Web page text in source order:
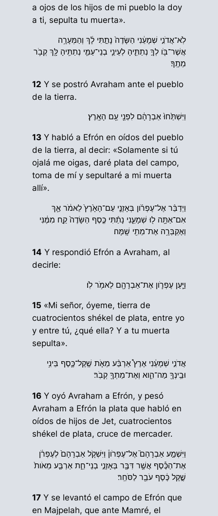
a ojos de los hijos de mi pueblo la doy
a ti, sepulta tu muerta».
לֹֽא־אֲדֹנִ֣י שְׁמָעֵ֔נִי הַשָּׂדֶה֙ נָתַ֣תִּי לָ֔ךְ וְהַמְּעָרָ֥ה
אֲשֶׁר־בֹּ֖ו לְךָ֣ נְתַתִּ֑יהָ לְעֵינֵ֧י בְנֵי־עַמִּ֛י נְתַתִּ֥יהָ לָּ֖ךְ קְבֹ֥ר
מֵתֶֽךָ׃
12 Y se postró Avraham ante el pueblo
de la tierra.
וַיִּשְׁתַּ֙חוּ֙ אַבְרָהָ֔ם לִפְנֵ֖י עַ֥ם הָאָֽרֶץ׃
13 Y habló a Efrón en oídos del pueblo
de la tierra, al decir: «Solamente si tú
ojalá me oigas, daré plata del campo,
toma de mí y sepultaré a mi muerta
allí».
וַיְדַבֵּ֨ר אֶל־עֶפְרֹ֜ון בְּאָזְנֵ֤י עַם־הָאָ֙רֶץ֙ לֵאמֹ֔ר אַ֛ךְ
אִם־אַתָּ֥ה ל֖וּ שְׁמָעֵ֑נִי נָתַ֜תִּי כֶּ֤סֶף הַשָּׂדֶה֙ קַ֣ח מִמֶּ֔נִּי
וְאֶקְבְּרָ֥ה אֶת־מֵתִ֖י שָֽׁמָּה׃
14 Y respondió Efrón a Avraham, al
decirle:
וַיַּ֧עַן עֶפְרֹ֛ון אֶת־אַבְרָהָ֖ם לֵאמֹ֥ר לֹֽו׃
15 «Mi señor, óyeme, tierra de
cuatrocientos shékel de plata, entre yo
y entre tú, ¿qué ella? Y a tu muerta
sepulta».
אֲדֹנִ֣י שְׁמָעֵ֔נִי אֶרֶץ֩ אַרְבַּ֨ע מֵאֹ֧ת שֶֽׁקֶל־כֶּ֛סֶף בֵּינִ֥י
וּבֵֽינְךָ֖ מַה־הִ֑וא וְאֶת־מֵתְךָ֖ קְבֹֽר׃
16 Y oyó Avraham a Efrón, y pesó
Avraham a Efrón la plata que habló en
oídos de hijos de Jet, cuatrocientos
shékel de plata, cruce de mercader.
וַיִּשְׁמַ֣ע אַבְרָהָם֮ אֶל־עֶפְרֹון֒ וַיִּשְׁקֹ֤ל אַבְרָהָם֙ לְעֶפְרֹ֔ן
אֶת־הַכֶּ֕סֶף אֲשֶׁ֥ר דִּבֶּ֖ר בְּאָזְנֵ֣י בְנֵי־חֵ֑ת אַרְבַּ֤ע מֵאֹות֙
שֶׁ֣קֶל כֶּ֔סֶף עֹבֵ֖ר לַסֹּחֵֽר׃
17 Y se levantó el campo de Efrón que
en Majpelah, que ante Mamré, el